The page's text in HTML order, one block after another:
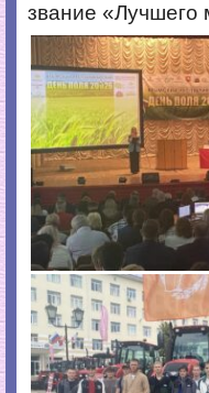
звание «Лучшего